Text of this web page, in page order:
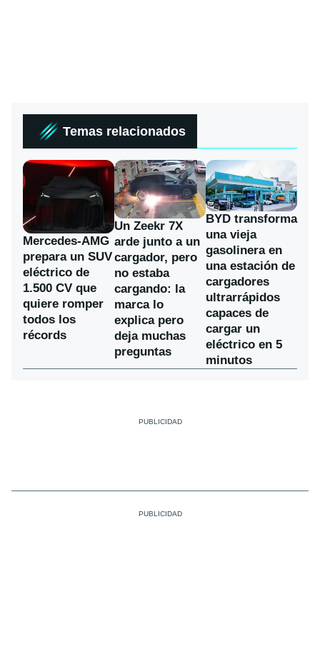
Temas relacionados
Mercedes-AMG
prepara un SUV
eléctrico de
1.500 CV que
quiere romper
todos los
récords
Un Zeekr 7X
arde junto a un
cargador, pero
no estaba
cargando: la
marca lo
explica pero
deja muchas
preguntas
BYD transforma
una vieja
gasolinera en
una estación de
cargadores
ultrarrápidos
capaces de
cargar un
eléctrico en 5
minutos